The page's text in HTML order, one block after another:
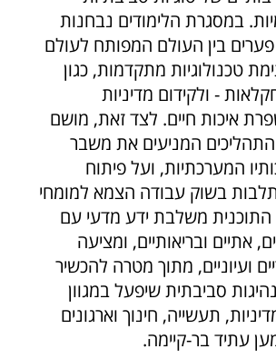
במסגרת הלימודים נבחנות
בין העולם המפותח לעולם
טכנולוגיות מתקדמות, כגון
- ולקידום מדיניות
איכות חיים. לצד זאת, מושם
המניעים את משבר
המערכתיות, ועל פיתוח
בשוק עבודה הצמא למומחי
התוכנית משלבת ידע מדעי עם
אתיים ובריאותיים, ומציעה
ועיוניים, מתוך מטרה להכשיר
סביבתית שיפעל במגוון
תעשייה, חינוך וארגונים
עתיד בר-קיימה.